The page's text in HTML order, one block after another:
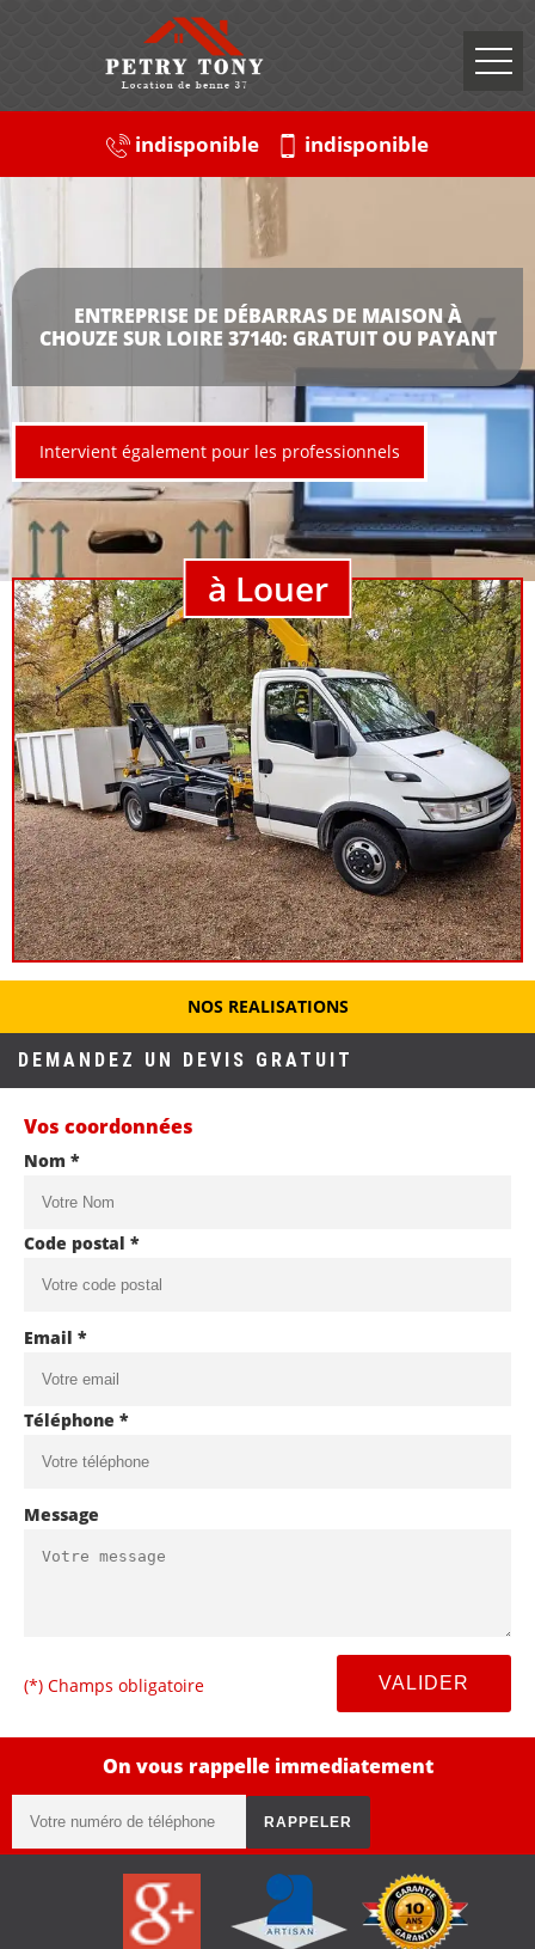
indisponible indisponible
ENTREPRISE DE DÉBARRAS DE MAISON À
CHOUZE SUR LOIRE 37140: GRATUIT OU PAYANT
Intervient également pour les professionnels
à Louer
NOS REALISATIONS
DEMANDEZ UN DEVIS GRATUIT
Vos coordonnées
Nom *
Code postal *
Email *
Téléphone *
Message
(*) Champs obligatoire
On vous rappelle immediatement